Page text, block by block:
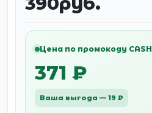
Цена по промокоду CASH
371 ₽
Ваша выгода — 19 ₽